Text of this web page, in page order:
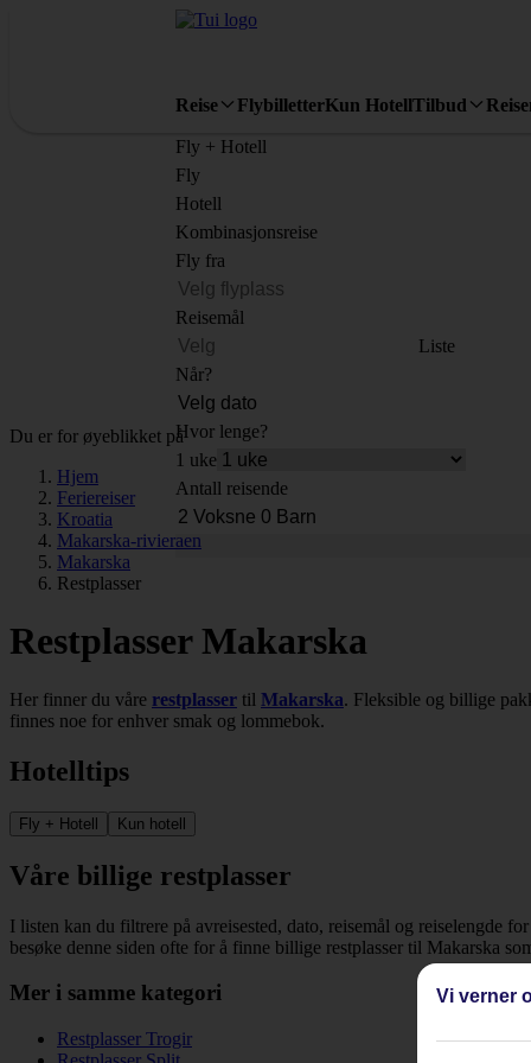
Reise FlybilletterKun HotellTilbud
Fly + Hotell
Fly
Hotell
Kombinasjonsreise
Fly fra
Reisemål
Liste
Når?
Hvor lenge?
1 uke
Antall reisende
Du er for øyeblikket på
Hjem
Feriereiser
Kroatia
Makarska-rivieraen
Makarska
Restplasser
Restplasser Makarska
Her finner du våre restplasser til Makarska. Fleksible og billige
finnes noe for enhver smak og lommebok.
Hotelltips
Fly + Hotell Kun hotell
Våre billige restplasser
I listen kan du filtrere på avreisested, dato, reisemål og reiselengde
besøke denne siden ofte for å finne billige restplasser til Makarska
Mer i samme kategori
Restplasser Trogir
Vi verner